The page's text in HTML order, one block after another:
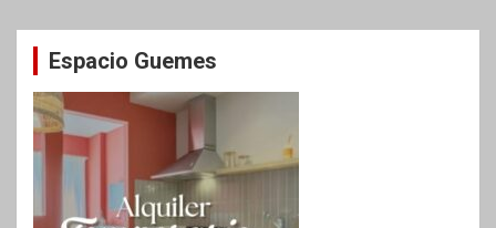
Espacio Guemes